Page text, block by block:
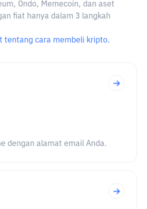
Ondo, Memecoin, dan aset
fiat hanya dalam 3 langkah
tentang cara membeli kripto.
dengan alamat email Anda.